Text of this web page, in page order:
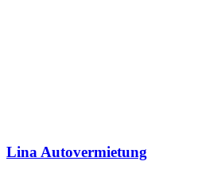
Lina Autovermietung